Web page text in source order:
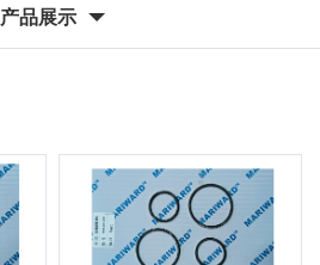
产品展示